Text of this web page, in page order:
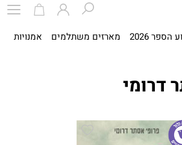
2026 מארזים משתלמים אמנויות
דרומי